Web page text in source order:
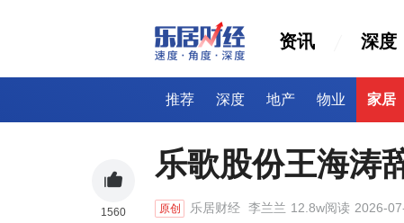
资讯 深度
推荐 深度 地产 物业 家居
乐歌股份王海涛
原创 乐居财经 李兰兰 12.8w阅读 2026-
1560